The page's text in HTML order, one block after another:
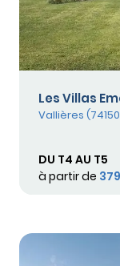
Les Villas
Vallières
DU T4 AU T5
à partir de